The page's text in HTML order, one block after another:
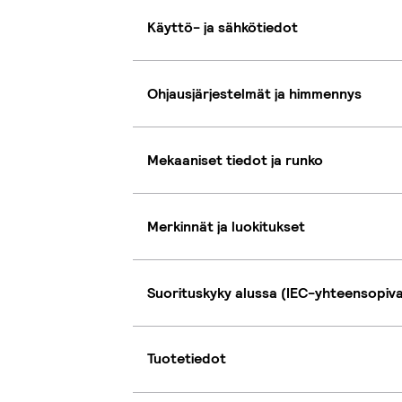
Käyttö- ja sähkötiedot
Ohjausjärjestelmät ja himmennys
Mekaaniset tiedot ja runko
Merkinnät ja luokitukset
Suorituskyky alussa (IEC-
Tuotetiedot